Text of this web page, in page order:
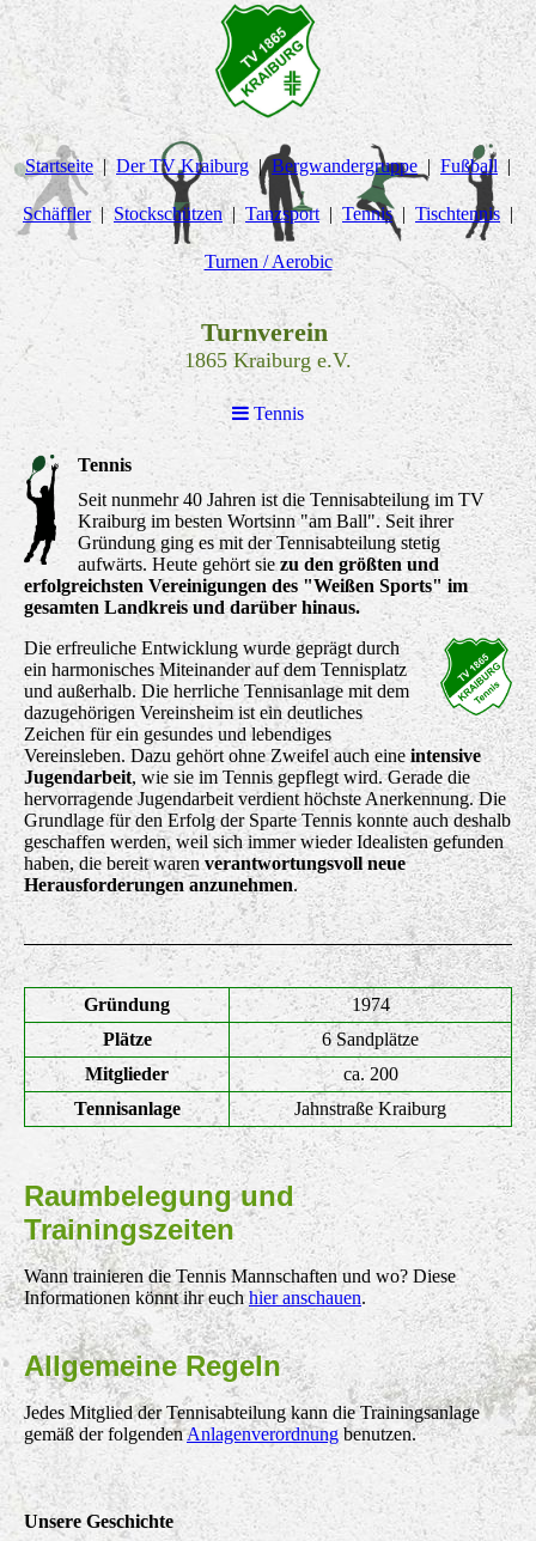
Startseite Der TV Kraiburg Bergwandergruppe Fußball
Schäffler Stockschützen Tanzsport Tennis Tischtennis
Turnen / Aerobic
Turnverein
1865 Kraiburg e.V.
Tennis
Tennis
Seit nunmehr 40 Jahren ist die Tennisabteilung im TV
Kraiburg im besten Wortsinn "am Ball". Seit ihrer
Gründung ging es mit der Tennisabteilung stetig
aufwärts. Heute gehört siezu den größten und
erfolgreichsten Vereinigungen des "Weißen Sports" im
gesamten Landkreis und darüber hinaus.
Die erfreuliche Entwicklung wurde geprägt durch
ein harmonisches Miteinander auf dem Tennisplatz
und außerhalb. Die herrliche Tennisanlage mit dem
dazugehörigen Vereinsheim ist ein deutliches
Zeichen für ein gesundes und lebendiges
Vereinsleben. Dazu gehört ohne Zweifel auch eineintensive
Jugendarbeit, wie sie im Tennis gepflegt wird. Gerade die
hervorragende Jugendarbeit verdient höchste Anerkennung. Die
Grundlage für den Erfolg der Sparte Tennis konnte auch deshalb
geschaffen werden, weil sich immer wieder Idealisten gefunden
haben, die bereit warenverantwortungsvoll neue
Herausforderungen anzunehmen.
Gründung
1974
Plätze
6 Sandplätze
Mitglieder
ca. 200
Tennisanlage
Jahnstraße Kraiburg
Raumbelegung und
Trainingszeiten
Wann trainieren die Tennis Mannschaften und wo? Diese
Informationen könnt ihr euchhier anschauen.
Allgemeine Regeln
Jedes Mitglied der Tennisabteilung kann die Trainingsanlage
gemäß der folgendenAnlagenverordnung benutzen.
Unsere Geschichte